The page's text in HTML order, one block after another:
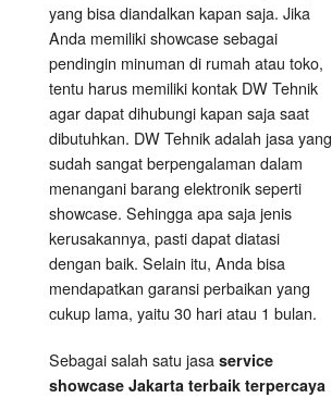
yang bisa diandalkan kapan saja. Jika
Anda memiliki showcase sebagai
pendingin minuman di rumah atau toko,
tentu harus memiliki kontak DW Tehnik
agar dapat dihubungi kapan saja saat
dibutuhkan. DW Tehnik adalah jasa yang
sudah sangat berpengalaman dalam
menangani barang elektronik seperti
showcase. Sehingga apa saja jenis
kerusakannya, pasti dapat diatasi
dengan baik. Selain itu, Anda bisa
mendapatkan garansi perbaikan yang
cukup lama, yaitu 30 hari atau 1 bulan.
Sebagai salah satu jasa service
showcase Jakarta terbaik terpercaya